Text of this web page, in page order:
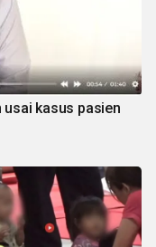
usai kasus pasien